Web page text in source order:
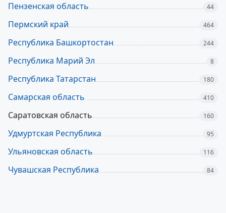
Пензенская область 44
Пермский край 464
Республика Башкортостан 244
Республика Марий Эл 8
Республика Татарстан 180
Самарская область 410
Саратовская область 160
Удмуртская Республика 95
Ульяновская область 116
Чувашская Республика 84